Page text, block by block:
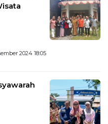
2024 18:05